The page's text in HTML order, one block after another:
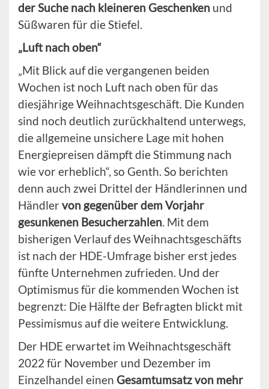
der Suche nach kleineren Geschenken und
Süßwaren für die Stiefel.
„Luft nach oben“
„Mit Blick auf die vergangenen beiden
Wochen ist noch Luft nach oben für das
diesjährige Weihnachtsgeschäft. Die Kunden
sind noch deutlich zurückhaltend unterwegs,
die allgemeine unsichere Lage mit hohen
Energiepreisen dämpft die Stimmung nach
wie vor erheblich“, so Genth. So berichten
denn auch zwei Drittel der Händlerinnen und
Händlervon gegenüber dem Vorjahr
gesunkenen Besucherzahlen. Mit dem
bisherigen Verlauf des Weihnachtsgeschäfts
ist nach der HDE-Umfrage bisher erst jedes
fünfte Unternehmen zufrieden. Und der
Optimismus für die kommenden Wochen ist
begrenzt: Die Hälfte der Befragten blickt mit
Pessimismus auf die weitere Entwicklung.
Der HDE erwartet im Weihnachtsgeschäft
2022 für November und Dezember im
Einzelhandel einen Gesamtumsatz von mehr